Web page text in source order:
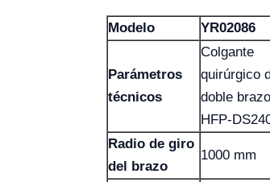
Modelo YR02086
Parámetros
técnicos
Colgante
quirúrgico
doble brazo
HFP-
Radio de giro
del brazo
1000 mm